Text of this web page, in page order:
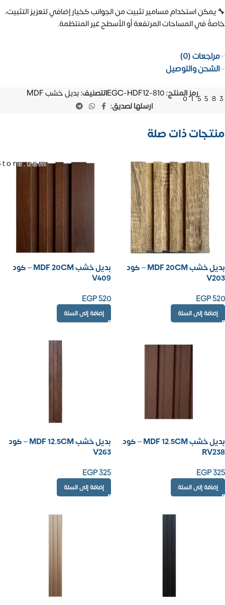
🔧 يمكن استخدام مسامير تثبيت من الجوانب كخيار إضافي لتعزيز التثبيت،
خاصةً في المساحات المرتفعة أو الأسطح غير المنتظمة.
مراجعات (0)
الشحن والتوصيل
رمز المنتج:EGC-HDF12-810التصنيف:بديل خشب MDF
ارسلها لصديق:
منتجات ذات صلة
بديل خشب MDF 20CM – كود
V203
EGP520
إضافة إلى السلة
بديل خشب MDF 20CM – كود
V409
EGP520
إضافة إلى السلة
بديل خشب MDF 12.5CM – كود
RV238
EGP325
إضافة إلى السلة
بديل خشب MDF 12.5CM – كود
V263
EGP325
إضافة إلى السلة